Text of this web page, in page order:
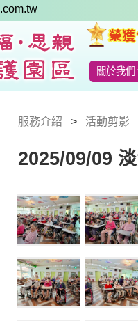
關於我們
服務介紹 活動剪影
2025/09/09